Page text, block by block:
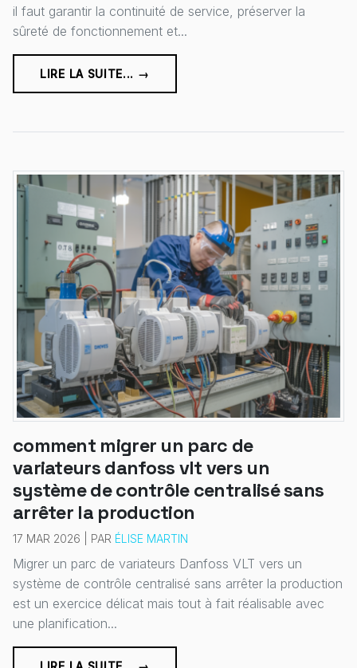
il faut garantir la continuité de service, préserver la
sûreté de fonctionnement et...
LIRE LA SUITE... →
comment migrer un parc de
variateurs danfoss vlt vers un
système de contrôle centralisé sans
arrêter la production
17 MAR 2026 | PAR ÉLISE MARTIN
Migrer un parc de variateurs Danfoss VLT vers un
système de contrôle centralisé sans arrêter la production
est un exercice délicat mais tout à fait réalisable avec
une planification...